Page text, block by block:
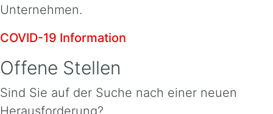
Unternehmen.
COVID-19 Information
Offene Stellen
Sind Sie auf der Suche nach einer neuen
Herausforderung?